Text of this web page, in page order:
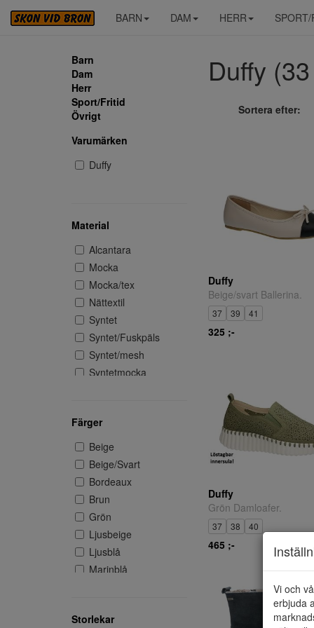
BARN DAM HERR
Barn
Dam
Herr
Sport/Fritid
Övrigt
Varumärken
Duffy
Material
Alcantara
Mocka
Mocka/tex
Nättextil
Syntet
Syntet/Fuskpäls
Syntet/mesh
Syntetmocka
Textilväv
Färger
Beige
Beige/Svart
Bordeaux
Brun
Grön
Ljusbeige
Ljusblå
Marinblå
Naturbrun
Storlekar
Duffy
Sortera efter:
Duffy
Beige/svart Ballerina.
37 39 41
325 ;-
Duffy
Grön Damloafer.
37 38 40
465 ;-
Vi och
erbjuda